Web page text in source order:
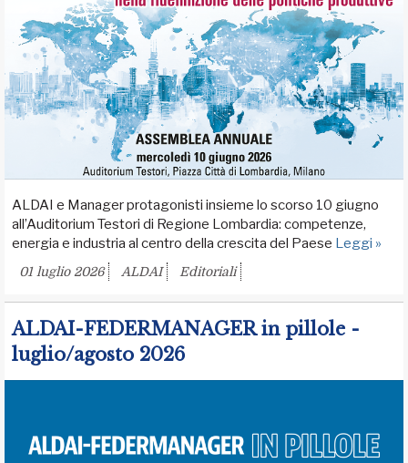
ALDAI e Manager protagonisti insieme lo scorso 10 giugno
all’Auditorium Testori di Regione Lombardia: competenze,
energia e industria al centro della crescita del Paese Leggi »
01 luglio 2026 ALDAI Editoriali
ALDAI-FEDERMANAGER in pillole -
luglio/agosto 2026